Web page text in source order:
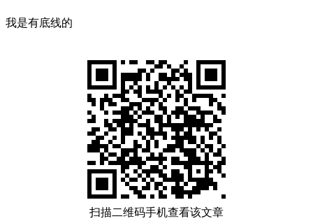
我是有底线的
扫描二维码手机查看该文章